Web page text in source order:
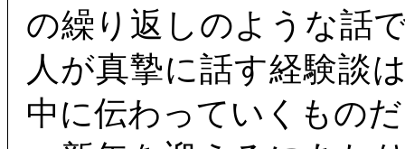
の繰り返しのような話
人が真摯に話す経験談
中に伝わっていくもの